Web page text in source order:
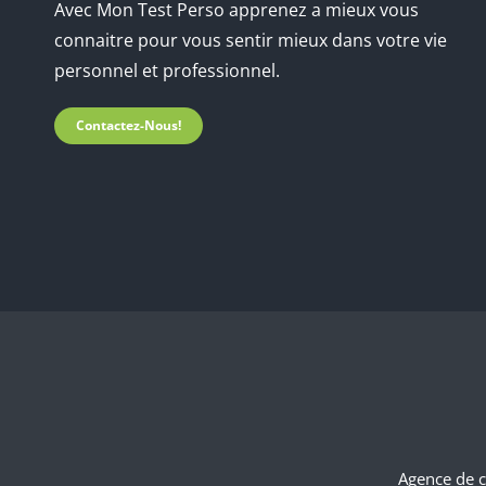
Avec Mon Test Perso apprenez a mieux vous
connaitre pour vous sentir mieux dans votre vie
personnel et professionnel.
Contactez-Nous!
Agence de